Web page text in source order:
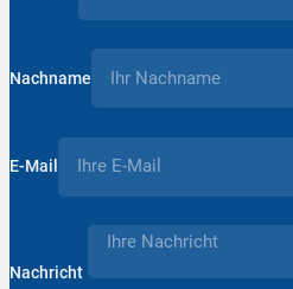
Nachname
E-Mail
Nachricht